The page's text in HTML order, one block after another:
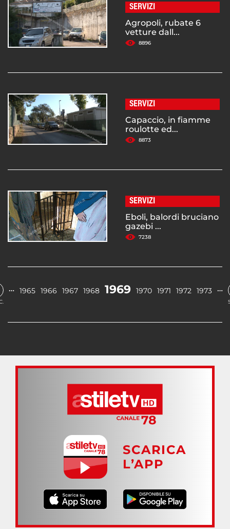
SERVIZI
Agropoli, rubate 6
vetture dall...
8896
SERVIZI
Capaccio, in fiamme
roulotte ed...
8873
SERVIZI
Eboli, balordi bruciano
gazebi ...
7238
… 1965 1966 1967 1968 1969 1970 1971 1972 1973 …
SCARICA
L’APP